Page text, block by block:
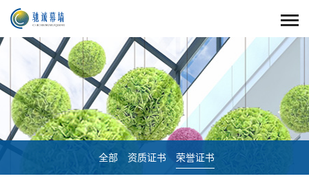
全部 资质证书 荣誉证书